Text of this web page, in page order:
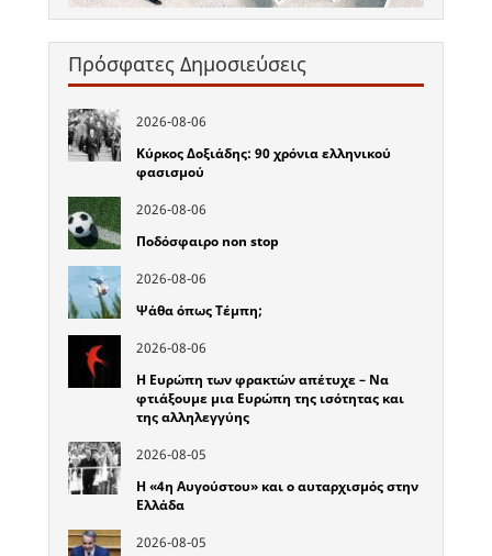
Πρόσφατες Δημοσιεύσεις
2026-08-06
Κύρκος Δοξιάδης: 90 χρόνια ελληνικού
φασισμού
2026-08-06
Ποδόσφαιρο non stop
2026-08-06
Ψάθα όπως Τέμπη;
2026-08-06
Η Ευρώπη των φρακτών απέτυχε – Να
φτιάξουμε μια Ευρώπη της ισότητας και
της αλληλεγγύης
2026-08-05
Η «4η Αυγούστου» και ο αυταρχισμός στην
Ελλάδα
2026-08-05